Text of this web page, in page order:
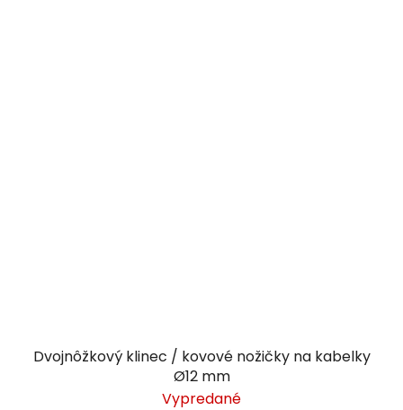
Dvojnôžkový klinec / kovové nožičky na kabelky
Ø12 mm
Vypredané